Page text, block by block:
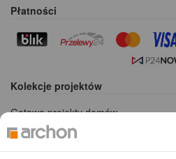
Płatności
Kolekcje projektów
Gotowe projekty domów
Projekty domów tanich w budowie
Projekty domów szeregowych